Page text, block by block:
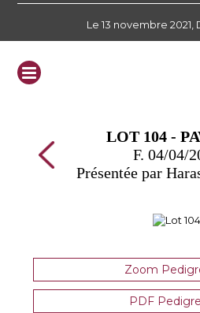
Le 13 novembre 2021,
LOT 104 -
F. 04/04/
Présentée par
Zoom
PDF